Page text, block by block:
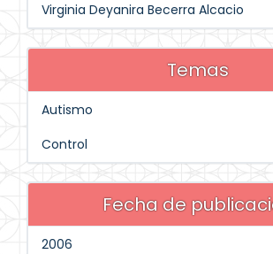
Virginia Deyanira Becerra Alcacio
Temas
Autismo
Control
Fecha de
2006